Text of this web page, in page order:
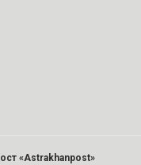
«Astrakhanpost»